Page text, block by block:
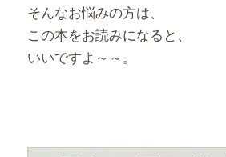
そんなお悩みの方は、
この本をお読みになると、
いいですよ～～。